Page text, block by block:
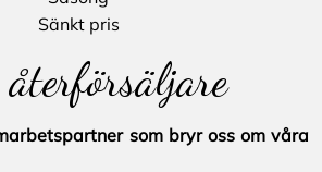
Sänkt pris
som bryr oss om våra